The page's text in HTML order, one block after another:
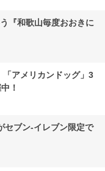
『和歌山毎度おおきに
「アメリカンドッグ」3
！
ブン‐イレブン限定で